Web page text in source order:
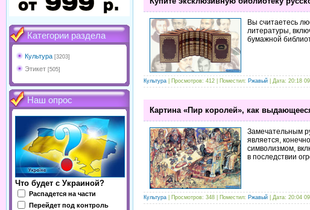
Категории раздела
Культура [3203]
Этикет [505]
Наш опрос
Что будет с Украиной?
Распадется на части
Перейдет под контроль
Вы считаетесь
литературы,
бумажной
Культура | Просмотров: 412 | Поместил: Ржавый | Дата: 20:18
Картина «Пир королей», как
Замечательным
является,
символизмом,
в последствии
Культура | Просмотров: 348 | Поместил: Ржавый | Дата: 20:04